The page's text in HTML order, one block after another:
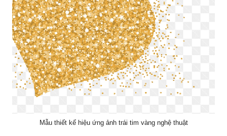
Mẫu thiết kế hiệu ứng ảnh trái tim vàng nghệ thuật